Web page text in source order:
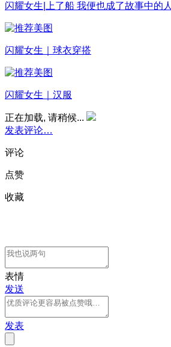
闪耀女生|上了船 我便也成了故事中的人
闪耀女生｜球衣穿搭
闪耀女生｜汉服
正在加载, 请稍候...
发表评论…
评论
点赞
收藏
表情
发送
发表